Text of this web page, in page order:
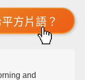
方片語？
and